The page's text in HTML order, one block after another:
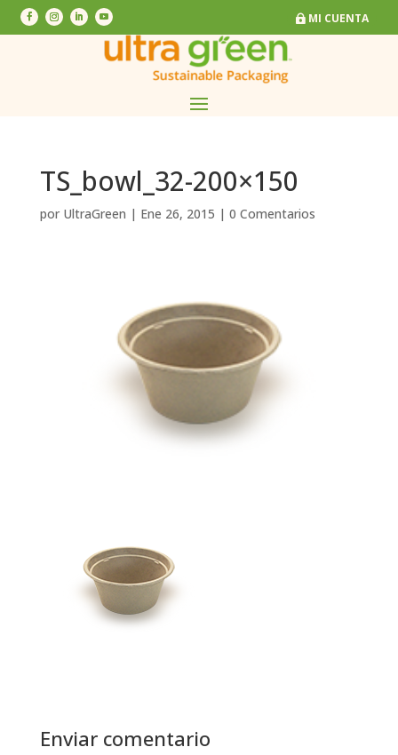
MI CUENTA
MI CUENTA
TS_bowl_32-200×150
por UltraGreen | Ene 26, 2015 | 0 Comentarios
Enviar comentario